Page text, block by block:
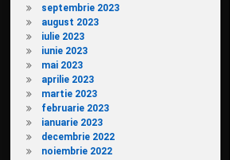
septembrie 2023
august 2023
iulie 2023
iunie 2023
mai 2023
aprilie 2023
martie 2023
februarie 2023
ianuarie 2023
decembrie 2022
noiembrie 2022